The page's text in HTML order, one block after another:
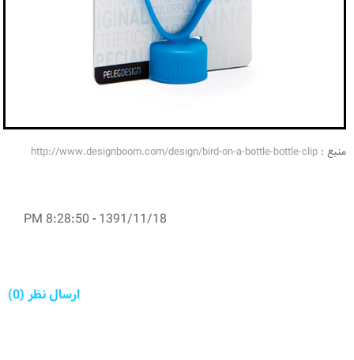
منبع : http://www.designboom.com/design/bird-on-a-bottle-bottle-clip
1391/11/18
-
8:28:50 PM
ارسال نظر (0)